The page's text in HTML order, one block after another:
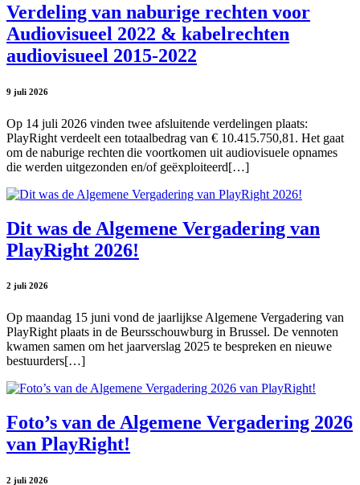
Verdeling van naburige rechten voor
Audiovisueel 2022 & kabelrechten
audiovisueel 2015-2022
9 juli 2026
Op 14 juli 2026 vinden twee afsluitende verdelingen plaats:
PlayRight verdeelt een totaalbedrag van € 10.415.750,81. Het gaat
om de naburige rechten die voortkomen uit audiovisuele opnames
die werden uitgezonden en/of geëxploiteerd[…]
Dit was de Algemene Vergadering van
PlayRight 2026!
2 juli 2026
Op maandag 15 juni vond de jaarlijkse Algemene Vergadering van
PlayRight plaats in de Beursschouwburg in Brussel. De vennoten
kwamen samen om het jaarverslag 2025 te bespreken en nieuwe
bestuurders[…]
Foto’s van de Algemene Vergadering 2026
van PlayRight!
2 juli 2026